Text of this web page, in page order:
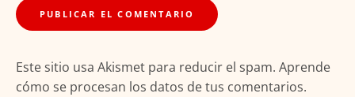
Este sitio usa Akismet para reducir el spam. Aprende
cómo se procesan los datos de tus comentarios.